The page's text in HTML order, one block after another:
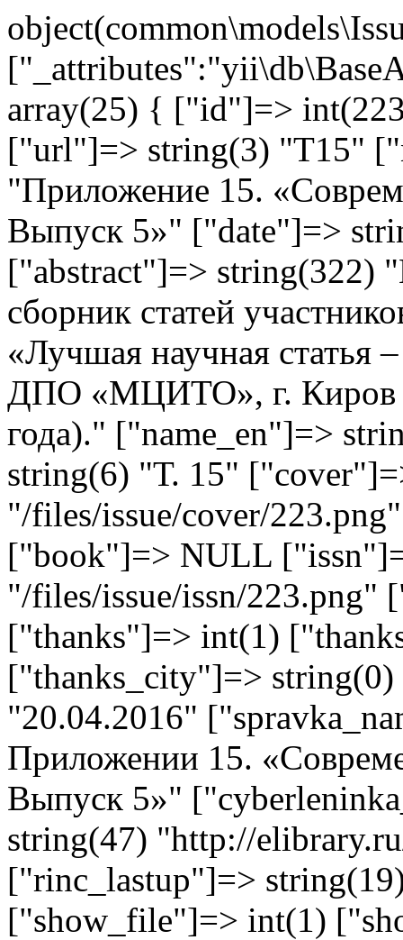
array(25) { ["id"]=>
["url"]=> string(3) "T15"
"Приложение 15.
Выпуск 5»" ["date"]=>
["abstract"]=> string(322)
сборник статей
«Лучшая научная статья
ДПО «МЦИТО», г. Киров
года)." ["name_en"]=>
string(6) "Т. 15"
"/files/issue/cover/
["book"]=> NULL
"/files/issue/issn/
["thanks"]=> int(1)
["thanks_city"]=>
"20.04.2016"
Приложении 15.
Выпуск 5»"
string(47) "http://
["rinc_lastup"]=>
["show_file"]=> int(1)